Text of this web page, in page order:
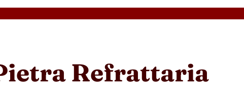
Refrattaria